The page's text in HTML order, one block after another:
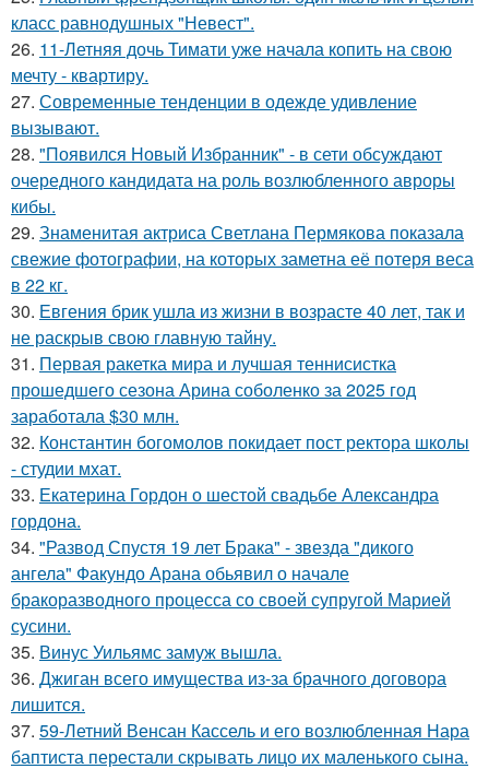
класс равнодушных "Невест".
26. 11-Летняя дочь Тимати уже начала копить на свою
мечту - квартиру.
27. Современные тенденции в одежде удивление
вызывают.
28. "Появился Новый Избранник" - в сети обсуждают
очередного кандидата на роль возлюбленного авроры
кибы.
29. Знаменитая актриса Светлана Пермякова показала
свежие фотографии, на которых заметна её потеря веса
в 22 кг.
30. Евгения брик ушла из жизни в возрасте 40 лет, так и
не раскрыв свою главную тайну.
31. Первая ракетка мира и лучшая теннисистка
прошедшего сезона Арина соболенко за 2025 год
заработала $30 млн.
32. Константин богомолов покидает пост ректора школы
- студии мхат.
33. Екатерина Гордон о шестой свадьбе Александра
гордона.
34. "Развод Спустя 19 лет Брака" - звезда "дикого
ангела" Факундо Арана обьявил о начале
бракоразводного процесса со своей супругой Марией
сусини.
35. Винус Уильямс замуж вышла.
36. Джиган всего имущества из-за брачного договора
лишится.
37. 59-Летний Венсан Кассель и его возлюбленная Нара
баптиста перестали скрывать лицо их маленького сына.